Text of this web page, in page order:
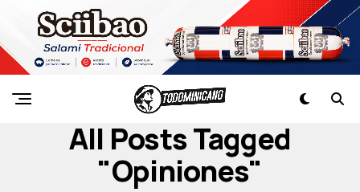
All Posts Tagged
"opiniones"